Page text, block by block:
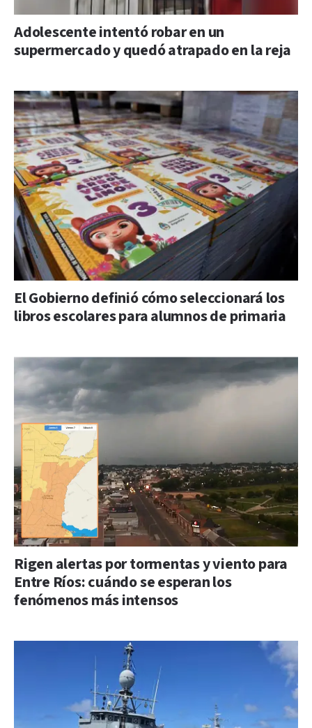
Adolescente intentó robar en un
supermercado y quedó atrapado en la reja
El Gobierno definió cómo seleccionará los
libros escolares para alumnos de primaria
Rigen alertas por tormentas y viento para
Entre Ríos: cuándo se esperan los
fenómenos más intensos